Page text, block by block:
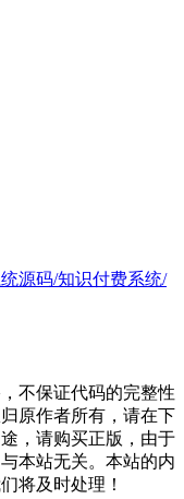
源码/知识付费系统/
不保证代码的完整性
原作者所有，请在下
，请购买正版，由于
本站无关。本站的内
将及时处理！